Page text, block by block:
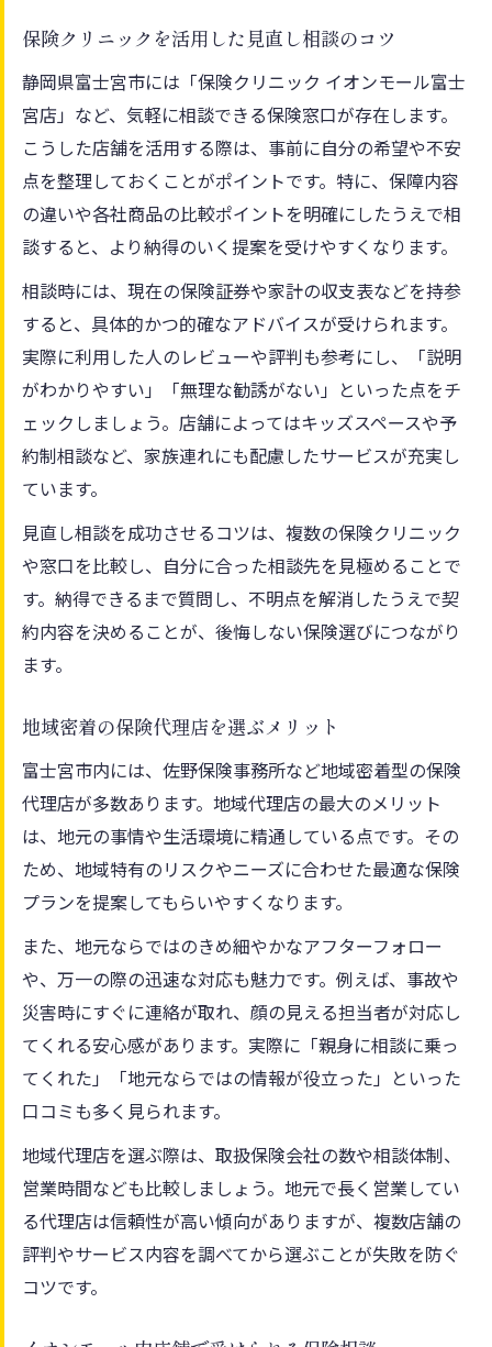
レビューを参考にした保険選びの秘訣
相談しやすい保険窓口の特長を静岡県富士宮市
で知る
相談しやすい保険窓口の選び方と特徴
店舗の立地やアクセスの利便性を比較
オンライン予約対応窓口の魅力とは
保険相談時のスタッフ対応を見極める方法
駐車場完備の店舗を選ぶメリット紹介
暮らしに寄り添う保険契約の進め方とそのコツ
家計に合わせた保険契約の検討ポイント
将来設計を重視した保険選びの流れ
生活導線に合った保険窓口利用の工夫
納得して契約できる保険相談の進め方
保険クリニックを活用した見直し相談のコツ
静岡県富士宮市には「保険クリニック イオンモール富士
宮店」など、気軽に相談できる保険窓口が存在します。
こうした店舗を活用する際は、事前に自分の希望や不安
点を整理しておくことがポイントです。特に、保障内容
の違いや各社商品の比較ポイントを明確にしたうえで相
談すると、より納得のいく提案を受けやすくなります。
相談時には、現在の保険証券や家計の収支表などを持参
すると、具体的かつ的確なアドバイスが受けられます。
実際に利用した人のレビューや評判も参考にし、「説明
がわかりやすい」「無理な勧誘がない」といった点をチ
ェックしましょう。店舗によってはキッズスペースや予
約制相談など、家族連れにも配慮したサービスが充実し
ています。
見直し相談を成功させるコツは、複数の保険クリニック
や窓口を比較し、自分に合った相談先を見極めることで
す。納得できるまで質問し、不明点を解消したうえで契
約内容を決めることが、後悔しない保険選びにつながり
ます。
地域密着の保険代理店を選ぶメリット
富士宮市内には、佐野保険事務所など地域密着型の保険
代理店が多数あります。地域代理店の最大のメリット
は、地元の事情や生活環境に精通している点です。その
ため、地域特有のリスクやニーズに合わせた最適な保険
プランを提案してもらいやすくなります。
また、地元ならではのきめ細やかなアフターフォロー
や、万一の際の迅速な対応も魅力です。例えば、事故や
災害時にすぐに連絡が取れ、顔の見える担当者が対応し
てくれる安心感があります。実際に「親身に相談に乗っ
てくれた」「地元ならではの情報が役立った」といった
口コミも多く見られます。
地域代理店を選ぶ際は、取扱保険会社の数や相談体制、
営業時間なども比較しましょう。地元で長く営業してい
る代理店は信頼性が高い傾向がありますが、複数店舗の
評判やサービス内容を調べてから選ぶことが失敗を防ぐ
コツです。